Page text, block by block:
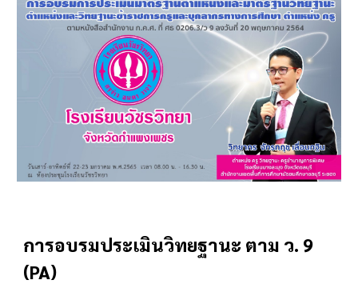
การอบรมประเมินวิทยฐานะ ตาม ว. 9
(PA)